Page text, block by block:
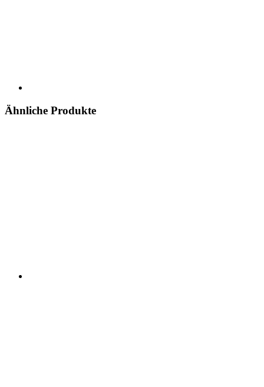
Ähnliche Produkte